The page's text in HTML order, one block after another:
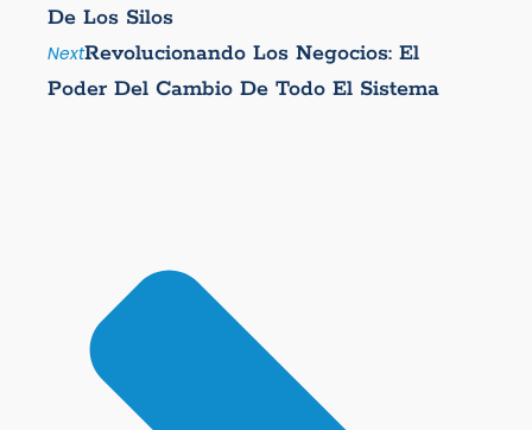
De Los Silos
NextRevolucionando Los Negocios: El
Poder Del Cambio De Todo El Sistema